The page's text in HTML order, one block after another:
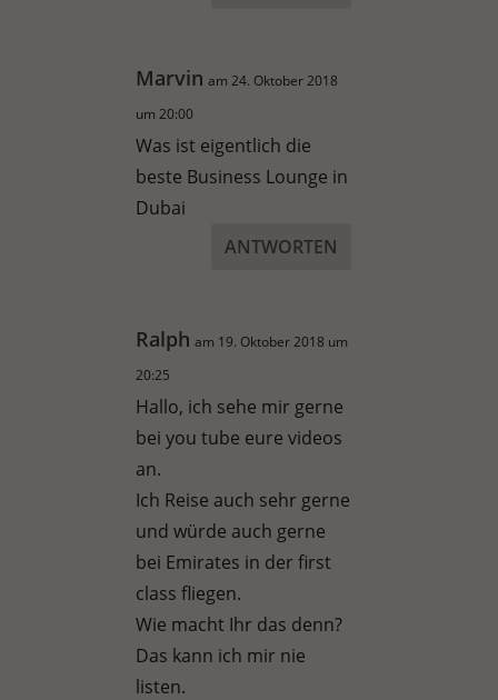
Marvin am 24. Oktober 2018
um 20:00
Was ist eigentlich die
beste Business Lounge in
Dubai
ANTWORTEN
Ralph am 19. Oktober 2018 um
20:25
Hallo, ich sehe mir gerne
bei you tube eure videos
an.
Ich Reise auch sehr gerne
und würde auch gerne
bei Emirates in der first
class fliegen.
Wie macht Ihr das denn?
Das kann ich mir nie
listen.